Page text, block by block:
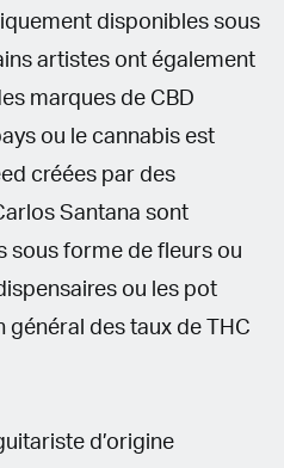
disponibles sous
artistes ont également
marques de CBD
ou le cannabis est
créées par des
Santana sont
sous forme de fleurs ou
ou les pot
des taux de THC
d’origine